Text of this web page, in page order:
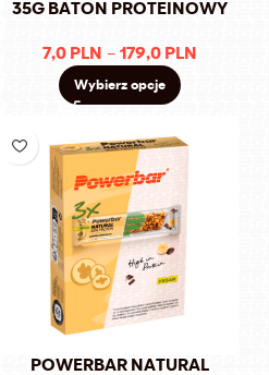
35G BATON PROTEINOWY
7,0 PLN – 179,0 PLN
Wybierz opcje
POWERBAR NATURAL